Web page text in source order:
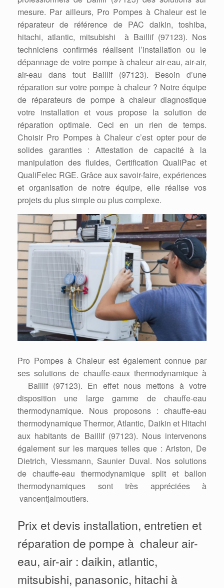
mesure. Par ailleurs, Pro Pompes à Chaleur est le
réparateur de référence de PAC daikin, toshiba,
hitachi, atlantic, mitsubishi à Baillif (97123). Nos
techniciens confirmés réalisent l’installation ou le
dépannage de votre pompe à chaleur air-eau, air-air,
air-eau dans tout Baillif (97123). Besoin d’une
réparation sur votre pompe à chaleur ? Notre équipe
de réparateurs de pompe à chaleur diagnostique
votre installation et vous propose la solution de
réparation optimale. Ceci en un rien de temps.
Choisir Pro Pompes à Chaleur c’est opter pour de
solides garanties : Attestation de capacité à la
manipulation des fluides, Certification QualiPac et
QualiFelec RGE. Grâce aux savoir-faire, expériences
et organisation de notre équipe, elle réalise vos
projets du plus simple ou plus complexe.
Pro Pompes à Chaleur est également connue par
ses solutions de chauffe-eaux thermodynamique à
Baillif (97123). En effet nous mettons à votre
disposition une large gamme de chauffe-eau
thermodynamique. Nous proposons : chauffe-eau
thermodynamique Thermor, Atlantic, Daikin et Hitachi
aux habitants de Baillif (97123). Nous intervenons
également sur les marques telles que : Ariston, De
Dietrich, Viessmann, Saunier Duval. Nos solutions
de chauffe-eau thermodynamique split et ballon
thermodynamiques sont très appréciées à
vancentjalmoutiers.
Prix et devis installation, entretien et
réparation de pompe à chaleur air-
eau, air-air : daikin, atlantic,
mitsubishi, panasonic, hitachi à